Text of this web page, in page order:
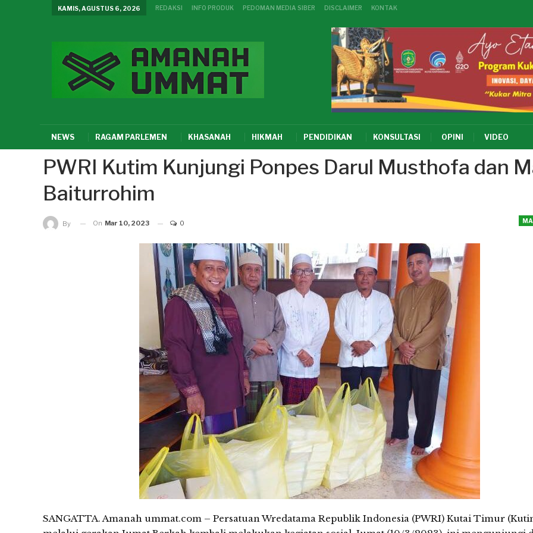
KAMIS, AGUSTUS 6, 2026 REDAKSI INFO PRODUK PEDOMAN MEDIA SIBER DISCLAIMER KONTAK
NEWS RAGAM PARLEMEN KHASANAH HIKMAH PENDIDIKAN KONSULTASI OPINI VIDEO
PWRI Kutim Kunjungi Ponpes Darul Musthofa dan
Baiturrohim
By On Mar 10, 2023 0
SANGATTA. Amanah ummat.com – Persatuan Wredatama Republik Indonesia (PWRI) Kutai Timur